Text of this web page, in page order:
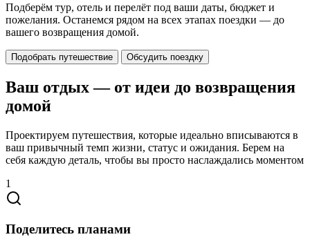
Подберём тур, отель и перелёт под ваши даты, бюджет и
пожелания. Останемся рядом на всех этапах поездки — до
вашего возвращения домой.
Подобрать путешествие Обсудить поездку
Ваш отдых — от идеи до возвращения
домой
Проектируем путешествия, которые идеально вписываются в
ваш привычный темп жизни, статус и ожидания. Берем на
себя каждую деталь, чтобы вы просто наслаждались моментом
1
Поделитесь планами